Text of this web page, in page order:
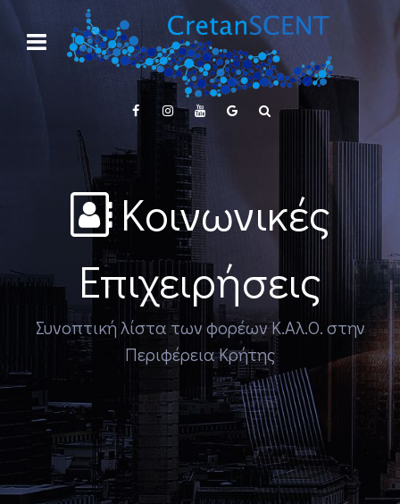
Κοινωνικές
Επιχειρήσεις
Συνοπτική λίστα των φορέων Κ.Αλ.Ο. στην
Περιφέρεια Κρήτης